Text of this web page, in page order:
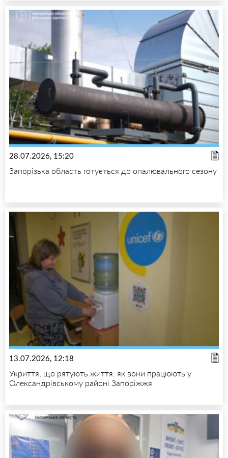
28.07.2026, 15:20
Запорізька область готується до опалювального сезону
13.07.2026, 12:18
Укриття, що рятують життя: як вони працюють у
Олександрівському районі Запоріжжя